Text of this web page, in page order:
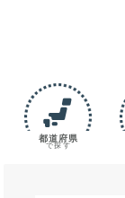
都道府県
で探す